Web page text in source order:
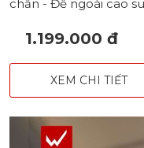
chấn - Đế ngoài cao
Form chắc chắn và
1.199.000 đ
XEM CHI TIẾT